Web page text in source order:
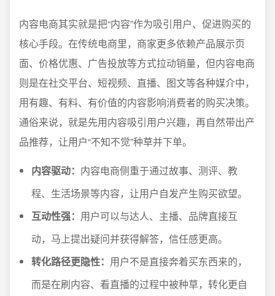
内容电商其实就是把“内容”作为吸引用户、促进购买的
核心手段。在传统电商里，商家更多依赖产品展示页
面、价格优惠、广告投放等方式拉动销量，但内容电商
则是在社交平台、短视频、直播、图文等各种媒介中，
用有趣、有料、有价值的内容影响消费者的购买决策。
通俗来说，就是先用内容吸引用户兴趣，再自然带出产
品推荐，让用户“不知不觉”种草并下单。
内容驱动： 内容电商侧重于通过故事、测评、教
程、生活场景等内容，让用户自发产生购买欲望。
互动性强： 用户可以与达人、主播、品牌直接互
动，马上提出疑问并获得解答，信任感更高。
转化路径更隐性： 用户不是直接奔着买东西来的，
而是在刷内容、看直播的过程中被种草，转化更自